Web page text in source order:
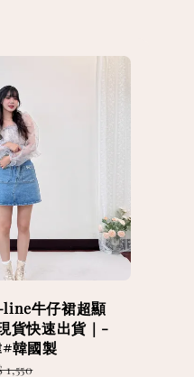
牛仔裙超顯
貨快速出貨｜-
韓國製
1,550